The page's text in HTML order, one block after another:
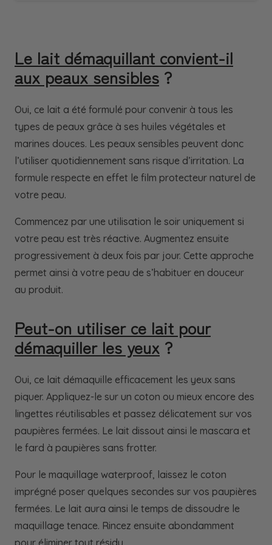
Le lait démaquillant convient-il
aux peaux sensibles ?
Oui, ce lait a été formulé pour convenir à tous les
types de peaux grâce à ses huiles végétales et
marines douces. Les peaux sensibles peuvent donc
l’utiliser quotidiennement sans risque d’irritation. La
formule respecte en effet le film protecteur naturel de
votre peau.
Commencez par une utilisation le soir uniquement si
votre peau est très réactive. Augmentez ensuite
progressivement à deux fois par jour. Cette approche
permet ainsi à votre peau de s’habituer en douceur
au produit.
Peut-on utiliser ce lait pour
démaquiller les yeux ?
Oui, ce lait démaquille efficacement les yeux sans
piquer. Appliquez-le sur un coton ou mieux encore des
lingettes réutilisables et passez délicatement sur vos
paupières fermées. Le lait dissout ainsi le mascara et
le fard à paupières sans frotter.
Pour le maquillage waterproof, laissez le coton
imprégné poser quelques secondes sur vos paupières
fermées. Le lait aura ainsi le temps de dissoudre le
maquillage tenace. Rincez ensuite abondamment
pour éliminer tout résidu.